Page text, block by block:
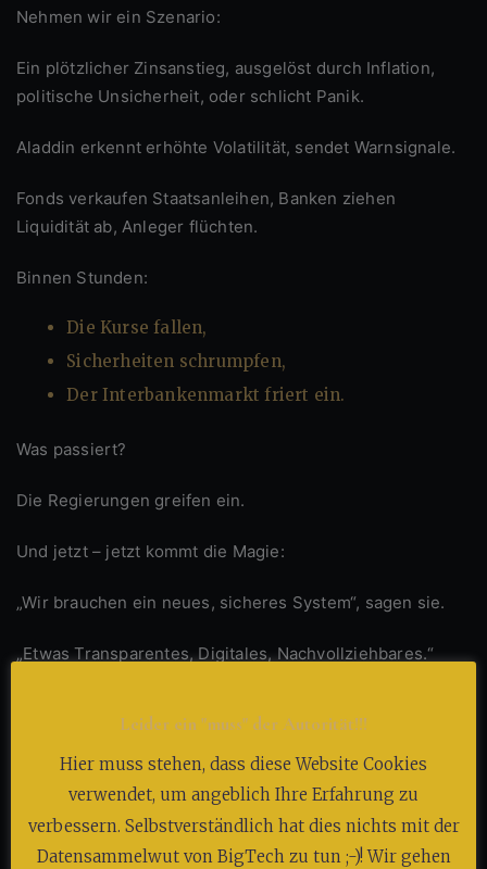
Nehmen wir ein Szenario:
Ein plötzlicher Zinsanstieg, ausgelöst durch Inflation,
politische Unsicherheit, oder schlicht Panik.
Aladdin erkennt erhöhte Volatilität, sendet Warnsignale.
Fonds verkaufen Staatsanleihen, Banken ziehen
Liquidität ab, Anleger flüchten.
Binnen Stunden:
Die Kurse fallen,
Sicherheiten schrumpfen,
Der Interbankenmarkt friert ein.
Was passiert?
Die Regierungen greifen ein.
Und jetzt – jetzt kommt die Magie:
„Wir brauchen ein neues, sicheres System“, sagen sie.
„Etwas Transparentes, Digitales, Nachvollziehbares.“
Ein Konto direkt bei der EZB – mit gläsernem Überblick.
Kein Bargeld, kein Blackout, keine Ausrede.
Leider ein "muss" der Autorität!!!
Hier muss stehen, dass diese Website Cookies
verwendet, um angeblich Ihre Erfahrung zu
verbessern. Selbstverständlich hat dies nichts mit der
Datensammelwut von BigTech zu tun ;-)! Wir gehen